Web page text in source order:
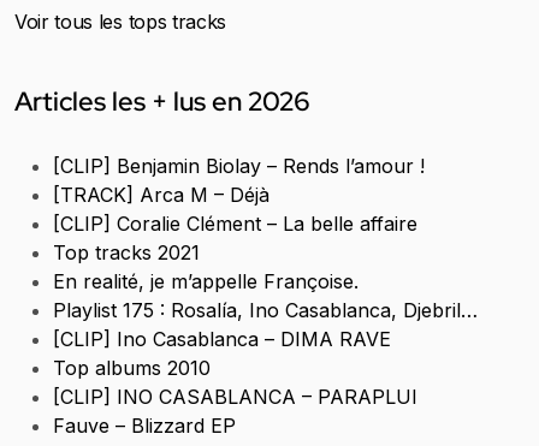
Voir tous les tops tracks
Articles les + lus en 2026
[CLIP] Benjamin Biolay – Rends l’amour !
[TRACK] Arca M – Déjà
[CLIP] Coralie Clément – La belle affaire
Top tracks 2021
En realité, je m’appelle Françoise.
Playlist 175 : Rosalía, Ino Casablanca, Djebril…
[CLIP] Ino Casablanca – DIMA RAVE
Top albums 2010
[CLIP] INO CASABLANCA – PARAPLUI
Fauve – Blizzard EP